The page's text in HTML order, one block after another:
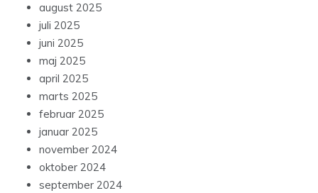
august 2025
juli 2025
juni 2025
maj 2025
april 2025
marts 2025
februar 2025
januar 2025
november 2024
oktober 2024
september 2024